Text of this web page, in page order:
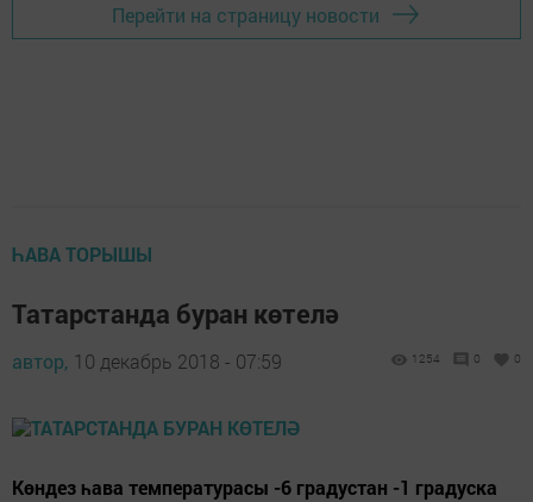
Перейти на страницу новости
ҺАВА ТОРЫШЫ
Татарстанда буран көтелә
автор, 10 декабрь 2018 - 07:59 1254 0 0
Көндез һава температурасы -6 градустан -1 градуска